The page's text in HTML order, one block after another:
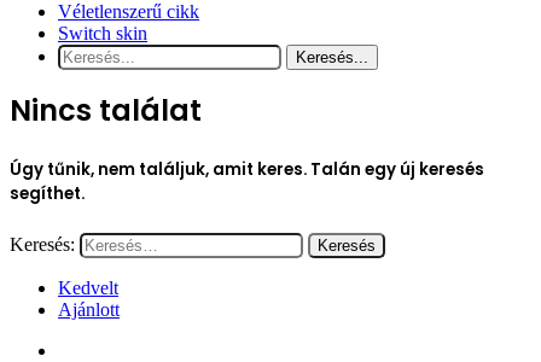
Véletlenszerű cikk
Switch skin
Keresés...
Nincs találat
Úgy tűnik, nem találjuk, amit keres. Talán egy új keresés
segíthet.
Keresés:
Kedvelt
Ajánlott